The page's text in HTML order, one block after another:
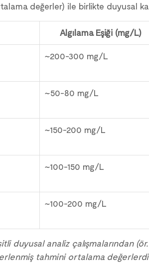
değerler) ile birlikte duyusal
Algılama Eşiği (mg/L)
~200-300 mg/L
~50-80 mg/L
~150-200 mg/L
~100-150 mg/L
~100-200 mg/L
duyusal analiz çalışmalarından
tahmini ortalama